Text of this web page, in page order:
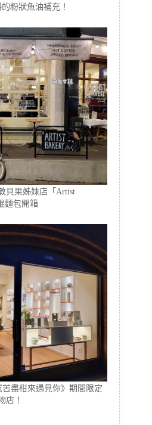
粉狀魚油補充！
貝果姊妹店「Artist
麵包開箱
盡柑來遇見你》期間限定
店！